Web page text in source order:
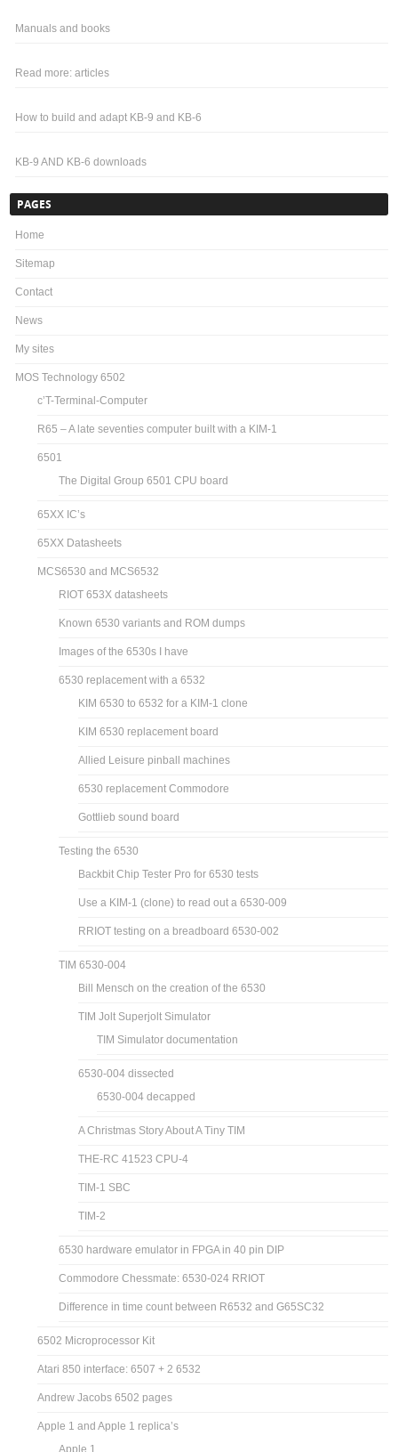
Manuals and books
Read more: articles
How to build and adapt KB-9 and KB-6
KB-9 AND KB-6 downloads
PAGES
Home
Sitemap
Contact
News
My sites
MOS Technology 6502
c’T-Terminal-Computer
R65 – A late seventies computer built with a KIM-1
6501
The Digital Group 6501 CPU board
65XX IC’s
65XX Datasheets
MCS6530 and MCS6532
RIOT 653X datasheets
Known 6530 variants and ROM dumps
Images of the 6530s I have
6530 replacement with a 6532
KIM 6530 to 6532 for a KIM-1 clone
KIM 6530 replacement board
Allied Leisure pinball machines
6530 replacement Commodore
Gottlieb sound board
Testing the 6530
Backbit Chip Tester Pro for 6530 tests
Use a KIM-1 (clone) to read out a 6530-009
RRIOT testing on a breadboard 6530-002
TIM 6530-004
Bill Mensch on the creation of the 6530
TIM Jolt Superjolt Simulator
TIM Simulator documentation
6530-004 dissected
6530-004 decapped
A Christmas Story About A Tiny TIM
THE-RC 41523 CPU-4
TIM-1 SBC
TIM-2
6530 hardware emulator in FPGA in 40 pin DIP
Commodore Chessmate: 6530-024 RRIOT
Difference in time count between R6532 and G65SC32
6502 Microprocessor Kit
Atari 850 interface: 6507 + 2 6532
Andrew Jacobs 6502 pages
Apple 1 and Apple 1 replica’s
Apple 1